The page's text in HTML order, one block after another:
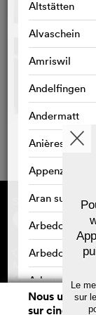
Altstätten
Alvaschein
Amriswil
Andelfingen
Andermatt
Anières
Appenzell
Aran sur Vilette
Arbedo
Arbedo-
Arbon
Arlesheim
Sponsorisé par
Contact
Mentions légales
Confidentialité des
Nous
sur
Le
sur